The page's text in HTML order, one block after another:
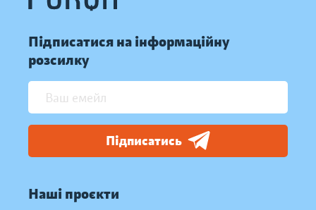
Підписатися на інформаційну
розсилку
Підписатись
Наші проєкти